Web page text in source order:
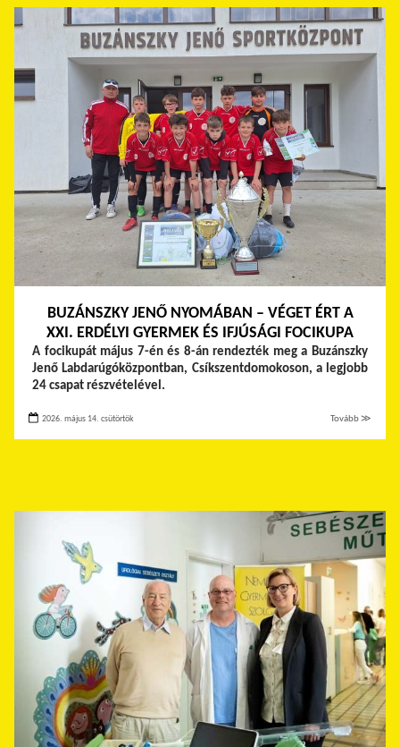
BUZÁNSZKY JENŐ NYOMÁBAN – VÉGET ÉRT A
XXI. ERDÉLYI GYERMEK ÉS IFJÚSÁGI FOCIKUPA
A focikupát május 7-én és 8-án rendezték meg a Buzánszky
Jenő Labdarúgóközpontban, Csíkszentdomokoson, a legjobb
24 csapat részvételével.
2026. május 14. csütörtök Tovább ≫